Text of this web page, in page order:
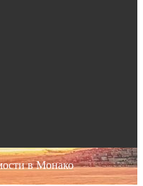
в Монако